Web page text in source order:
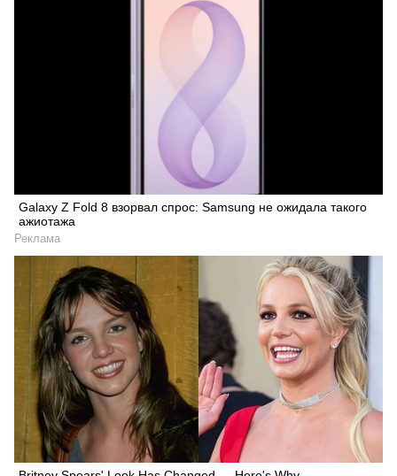
Galaxy Z Fold 8 взорвал спрос: Samsung не ожидала такого
ажиотажа
Реклама